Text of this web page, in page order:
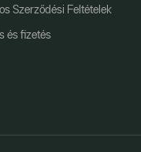
Szerződési Feltételek
és fizetés